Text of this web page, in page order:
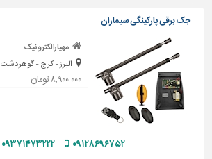
ساختمانی
پله،
نرده
و
حفاظ
دیوارپوش،
جک برقی پارکینگی سیماران
مهیارالکترونیک
البرز - کرج - گوهردشت
۸,۹۰۰,۰۰۰ تومان
۰۹۱۲۸۶۹۶۷۵۲ ۰۹۳۷۱۴۷۳۲۲۲